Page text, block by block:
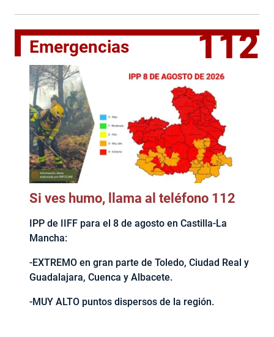
Emergencias 112
Si ves humo, llama al teléfono 112
IPP de IIFF para el 8 de agosto en Castilla-La
Mancha:
-EXTREMO en gran parte de Toledo, Ciudad Real y
Guadalajara, Cuenca y Albacete.
-MUY ALTO puntos dispersos de la región.